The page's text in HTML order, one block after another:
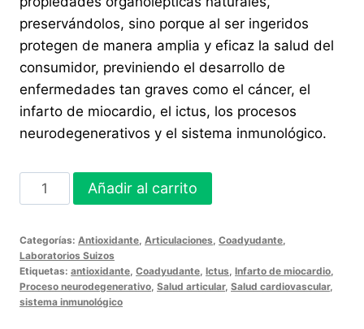
preservándolos, sino porque al ser ingeridos
protegen de manera amplia y eficaz la salud del
consumidor, previniendo el desarrollo de
enfermedades tan graves como el cáncer, el
infarto de miocardio, el ictus, los procesos
neurodegenerativos y el sistema inmunológico.
TURMENIC
60
cantidad
Añadir al carrito
Categorías: Antioxidante Articulaciones Coadyudante
Laboratorios Suizos
Etiquetas: antioxidante Coadyudante Ictus Infarto de miocardio
Proceso neurodegenerativo Salud articular, Salud cardiovascular,
sistema inmunológico